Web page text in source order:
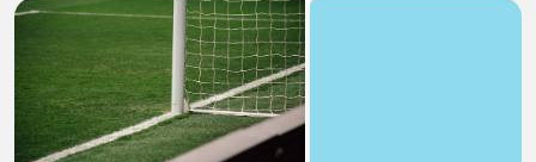
Matkatoimistoja